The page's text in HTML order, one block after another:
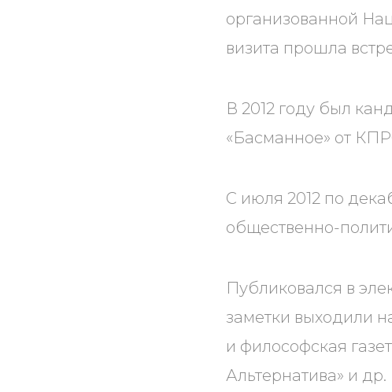
организованной
визита прошла
В 2012 году был
«Басманное» от
С июля 2012 по
общественно-
Публиковался в
заметки выходили
и философская
Альтернатива» и др.